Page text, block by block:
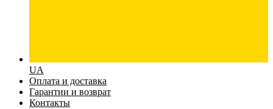
UA
Оплата и доставка
Гарантии и возврат
Контакты